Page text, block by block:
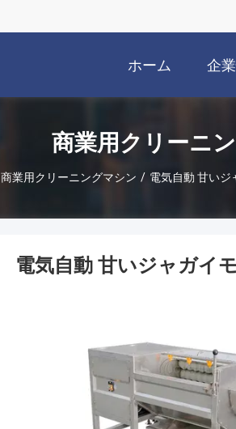
ホーム 企
商業用クリーニ
商業用クリーニングマシン / 電気自動 甘いジ
電気自動 甘いジャガイ